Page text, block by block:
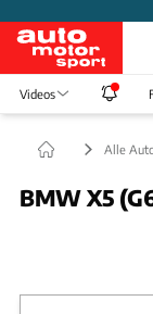
Videos
Alle
BMW X5